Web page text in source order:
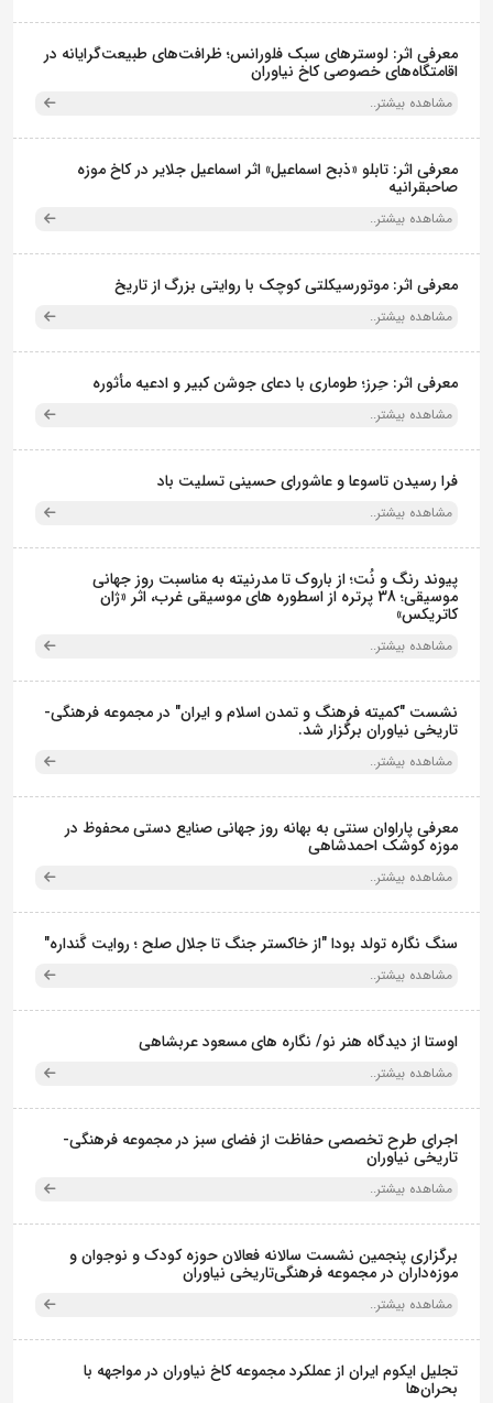
معرفی اثر: لوسترهای سبک فلورانس؛ ظرافت‌های طبیعت‌گرایانه در
اقامتگاه‌های خصوصی کاخ نیاوران
مشاهده بیشتر..
معرفی اثر: تابلو «ذبح اسماعیل» اثر اسماعیل جلایر در کاخ موزه
صاحبقرانیه
مشاهده بیشتر..
معرفی اثر: موتورسیکلتی کوچک با روایتی بزرگ از تاریخ
مشاهده بیشتر..
معرفی اثر: حِرز؛ طوماری با دعای جوشن کبیر و ادعیه مأثوره
مشاهده بیشتر..
فرا رسیدن تاسوعا و عاشورای حسینی تسلیت باد
مشاهده بیشتر..
پیوند رنگ و نُت؛ از باروک تا مدرنیته به مناسبت روز جهانی
موسیقی؛ 38 پرتره از اسطوره های موسیقی غرب، اثر «ژان
کاتریکس»
مشاهده بیشتر..
نشست "کمیته فرهنگ و تمدن اسلام و ایران" در مجموعه فرهنگی‌-
تاریخی نیاوران برگزار شد.
مشاهده بیشتر..
معرفی پاراوان سنتی به بهانه روز جهانی صنایع دستی محفوظ در
موزه کوشک احمدشاهی
مشاهده بیشتر..
سنگ نگاره تولد بودا "از خاکستر جنگ تا جلال صلح ؛ روایت گَنداره"
مشاهده بیشتر..
اوستا از دیدگاه هنر نو/ نگاره های مسعود عربشاهی
مشاهده بیشتر..
اجرای طرح تخصصی حفاظت از فضای سبز در مجموعه فرهنگی-
تاریخی نیاوران
مشاهده بیشتر..
برگزاری پنجمین نشست سالانه فعالان حوزه کودک و نوجوان و
موزه‌داران در مجموعه فرهنگی‌تاریخی نیاوران
مشاهده بیشتر..
تجلیل ایکوم ایران از عملکرد مجموعه کاخ نیاوران در مواجهه با
بحران‌ها